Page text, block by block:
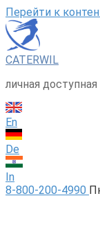
Перейти к
CATERWIL
личная
En
De
In
8-800-200-4990